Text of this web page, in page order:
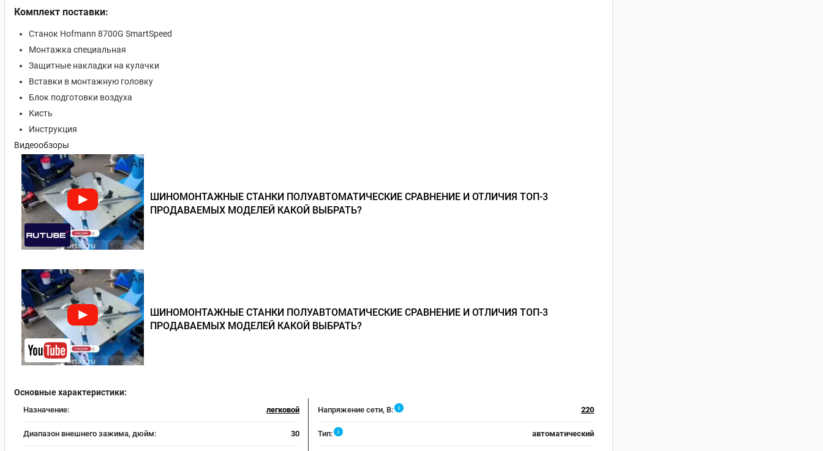
Комплект поставки:
Станок Hofmann 8700G SmartSpeed
Монтажка специальная
Защитные накладки на кулачки
Вставки в монтажную головку
Блок подготовки воздуха
Кисть
Инструкция
Видеообзоры
ШИНОМОНТАЖНЫЕ СТАНКИ ПОЛУАВТОМАТИЧЕСКИЕ СРАВНЕНИЕ И ОТЛИЧИЯ ТОП-3
ПРОДАВАЕМЫХ МОДЕЛЕЙ КАКОЙ ВЫБРАТЬ?
ШИНОМОНТАЖНЫЕ СТАНКИ ПОЛУАВТОМАТИЧЕСКИЕ СРАВНЕНИЕ И ОТЛИЧИЯ ТОП-3
ПРОДАВАЕМЫХ МОДЕЛЕЙ КАКОЙ ВЫБРАТЬ?
Основные характеристики:
Назначение: легковой Напряжение сети, В: i 220
Диапазон внешнего зажима, дюйм: 30 Тип: i автоматический